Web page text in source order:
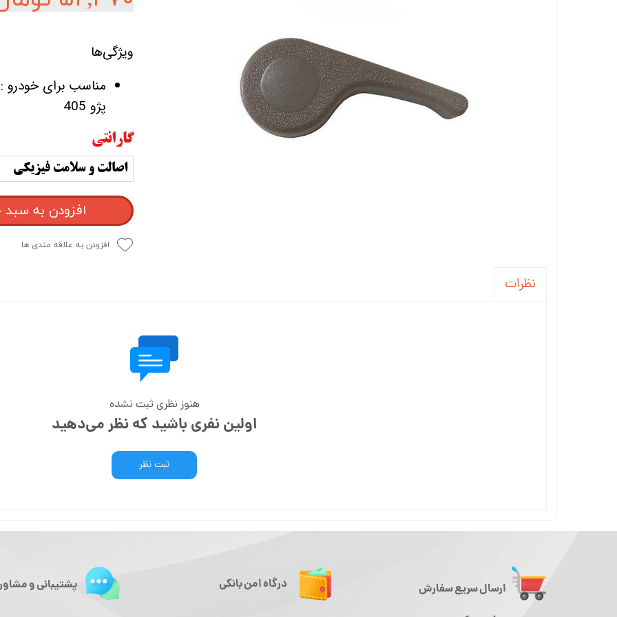
واکس ، پولیش و تمیز کننده خودرو
سردنده و گردگیر
سنسور و دزدگیر و جی پی اس خودرو
ویژگی‌ها
مناسب برای خودرو :
پژو 405
گارانتی
اصالت و سلامت فیزیکی
افزودن به سبد
افزودن به علاقه مندی ها
نظرات
هنوز نظری ثبت نشده
اولین نفری باشید که نظر می‌دهید
ثبت نظر
ارسال سریع سفارش درگاه امن بانکی پشتیبانی و